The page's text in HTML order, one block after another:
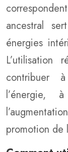
ancestral
énergies
L’utilisation
contribuer
promotion de